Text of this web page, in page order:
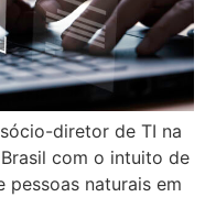
diretor de TI na
com o intuito de
naturais em